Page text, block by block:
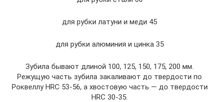
для рубки латуни и меди 45
для рубки алюминия и цинка 35
Зубила бывают длиной 100, 125, 150, 175, 200 мм.
Режущую часть зубила закаливают до твердости по
Роквеллу HRC 53-56, а хвостовую часть — до твердости
HRC 30-35.